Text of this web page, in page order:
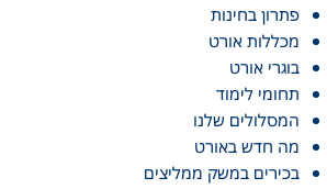
פתרון בחינות
מכללות אורט
בוגרי אורט
תחומי לימוד
המסלולים שלנו
מה חדש באורט
בכירים במשק ממליצים